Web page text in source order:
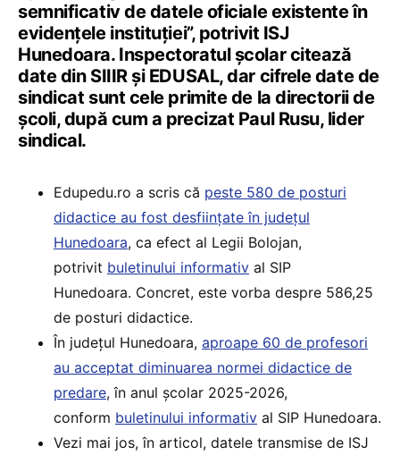
semnificativ de datele oficiale existente în
evidențele instituției”, potrivit ISJ
Hunedoara. Inspectoratul școlar citează
date din SIIIR și EDUSAL, dar cifrele date de
sindicat sunt cele primite de la directorii de
școli, după cum a precizat Paul Rusu, lider
sindical.
Edupedu.ro a scris că peste 580 de posturi
didactice au fost desființate în județul
Hunedoara, ca efect al Legii Bolojan,
potrivit buletinului informativ al SIP
Hunedoara. Concret, este vorba despre 586,25
de posturi didactice.
În județul Hunedoara, aproape 60 de profesori
au acceptat diminuarea normei didactice de
predare, în anul școlar 2025-2026,
conform buletinului informativ al SIP Hunedoara.
Vezi mai jos, în articol, datele transmise de ISJ